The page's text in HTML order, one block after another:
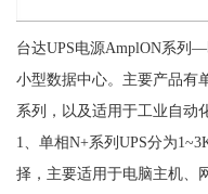
台达UPS电源AmplON系列
小型数据中心。主要产品有
系列，以及适用于工业自动
1、单相N+系列UPS分为
择，主要适用于电脑主机、